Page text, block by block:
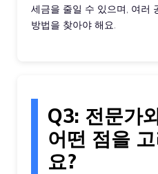
세금을 줄일 수 있으며, 여러
방법을 찾아야 해요.
Q3: 전문가
어떤 점을
요?